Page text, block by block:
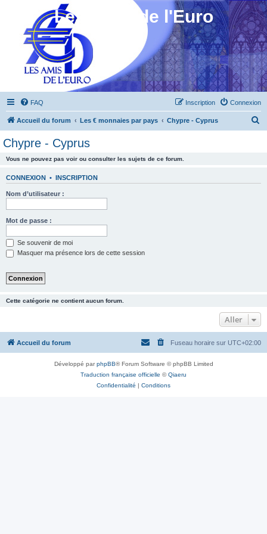
Les Amis de l'Euro
FAQ Connexion
Inscription
Accueil du forum Les € monnaies par pays Chypre - Cyprus
Chypre - Cyprus
Vous ne pouvez pas voir ou consulter les sujets de ce forum.
CONNEXION • INSCRIPTION
Nom d’utilisateur :
Mot de passe :
Se souvenir de moi
Masquer ma présence lors de cette session
Cette catégorie ne contient aucun forum.
Aller
Accueil du forum Fuseau horaire sur UTC+02:00
Développé parphpBB® Forum Software © phpBB Limited
Traduction française officielle ©Qiaeru
Confidentialité | Conditions